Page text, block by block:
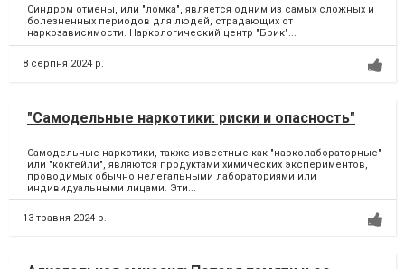
Синдром отмены, или "ломка", является одним из самых сложных и
болезненных периодов для людей, страдающих от
наркозависимости. Наркологический центр "Брик"...
8 серпня 2024 р.
"Самодельные наркотики: риски и опасность"
Самодельные наркотики, также известные как "нарколабораторные"
или "коктейли", являются продуктами химических экспериментов,
проводимых обычно нелегальными лабораториями или
индивидуальными лицами. Эти...
13 травня 2024 р.